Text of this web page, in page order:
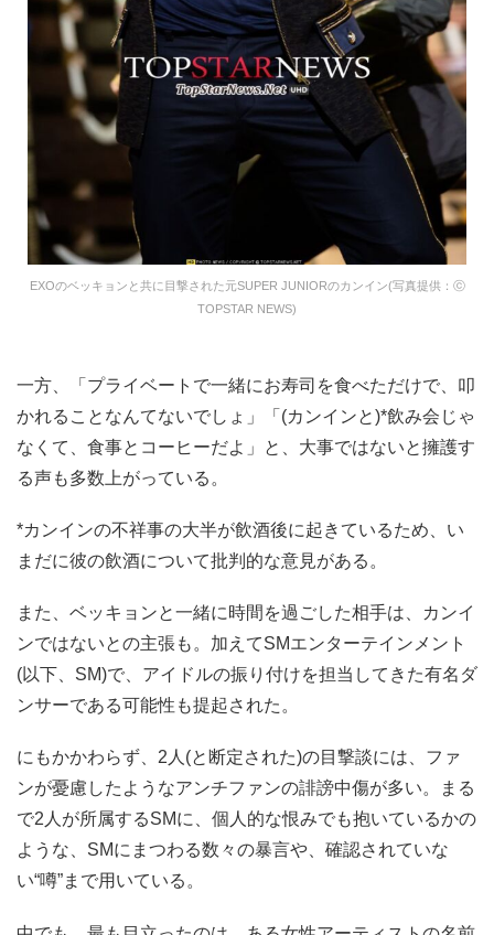
EXOのベッキョンと共に目撃された元SUPER JUNIORのカンイン(写真提供：ⓒ
TOPSTAR NEWS)
一方、「プライベートで一緒にお寿司を食べただけで、叩
かれることなんてないでしょ」「(カンインと)*飲み会じゃ
なくて、食事とコーヒーだよ」と、大事ではないと擁護す
る声も多数上がっている。
*カンインの不祥事の大半が飲酒後に起きているため、い
まだに彼の飲酒について批判的な意見がある。
また、ベッキョンと一緒に時間を過ごした相手は、カンイ
ンではないとの主張も。加えてSMエンターテインメント
(以下、SM)で、アイドルの振り付けを担当してきた有名ダ
ンサーである可能性も提起された。
にもかかわらず、2人(と断定された)の目撃談には、ファ
ンが憂慮したようなアンチファンの誹謗中傷が多い。まる
で2人が所属するSMに、個人的な恨みでも抱いているかの
ような、SMにまつわる数々の暴言や、確認されていな
い“噂”まで用いている。